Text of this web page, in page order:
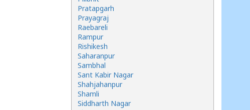
Pratapgarh
Prayagraj
Raebareli
Rampur
Rishikesh
Saharanpur
Sambhal
Sant Kabir Nagar
Shahjahanpur
Shamli
Siddharth Nagar